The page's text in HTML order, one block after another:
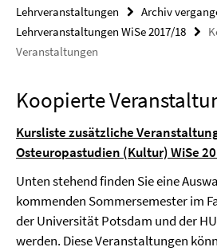
Lehrveranstaltungen
Archiv
Lehrveranstaltungen WiSe 2017/18
Veranstaltungen
Koopierte
Kursliste zusätzliche
Osteuropastudien (Kultur) WiSe
Unten stehend finden Sie eine
kommenden Sommersemester im
der Universität Potsdam und der
werden. Diese Veranstaltungen